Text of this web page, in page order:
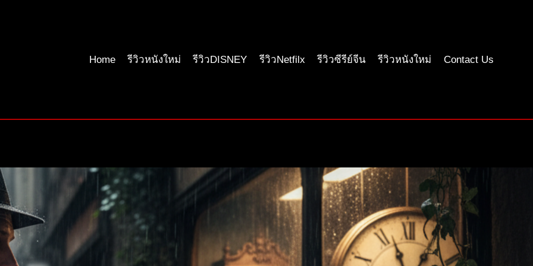
Home
รีวิวหนังใหม่ รีวิวDISNEY รีวิวNetfilx รีวิวซีรีย์จีน รีวิวหนังใหม่ Contact Us